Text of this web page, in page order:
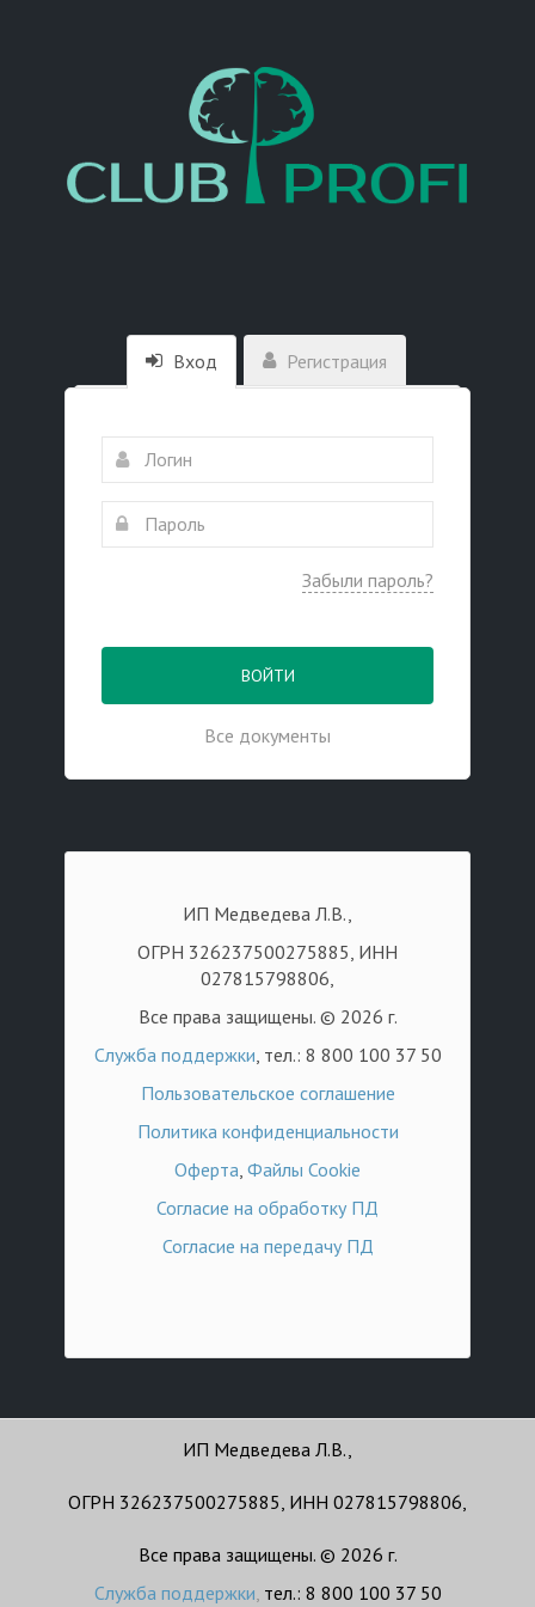
Вход Регистрация
Забыли пароль?
ВОЙТИ
Все документы
ИП Медведева Л.В.,
ОГРН 326237500275885, ИНН
027815798806,
Все права защищены. © 2026 г.
Служба поддержки, тел.: 8 800 100 37 50
Пользовательское соглашение
Политика конфиденциальности
Оферта, Файлы Cookie
Согласие на обработку ПД
Согласие на передачу ПД
ИП Медведева Л.В.,
ОГРН 326237500275885, ИНН 027815798806,
Все права защищены. © 2026 г.
Служба поддержки, тел.: 8 800 100 37 50